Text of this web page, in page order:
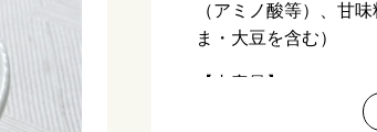
（アミノ酸等）、甘
ま・大豆を含む）
【内容量】